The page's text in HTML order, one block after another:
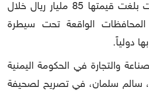
صدر اليمن منتجات بلغت قيمتها 85 مليار ريال خلال
عبر المحافظات الواقعة تحت سيطرة
دولياً.
والتجارة في الحكومة اليمنية
سالم سلمان، في تصريح لصحيفة